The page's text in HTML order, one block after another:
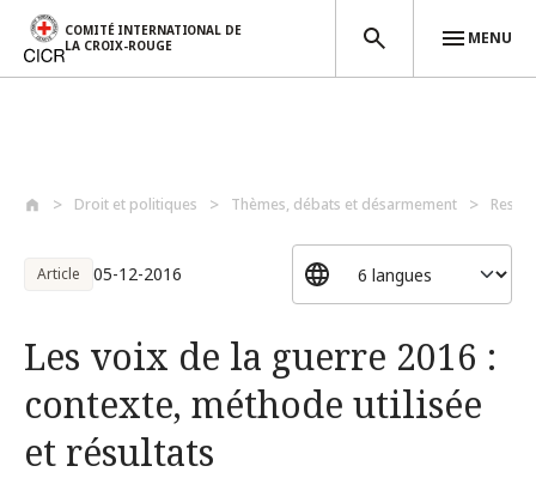
COMITÉ INTERNATIONAL DE
LA CROIX-ROUGE
MENU
Droit et politiques Thèmes, débats et désarmement
Article 05-12-2016
Les voix de la guerre 2016 :
contexte, méthode utilisée
et résultats